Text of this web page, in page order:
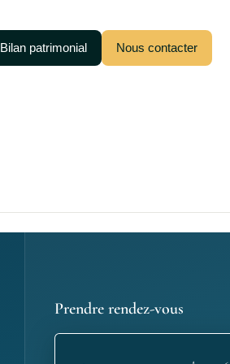
Bilan patrimonial Nous contacter
Prendre rendez-vous